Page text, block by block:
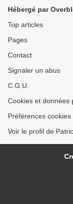
Hébergé par
Top articles
Pages
Contact
Signaler un abus
C.G.U.
Cookies et données
Préférences cookies
Voir le profil de